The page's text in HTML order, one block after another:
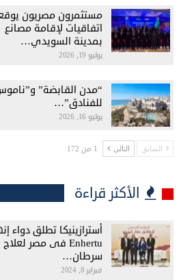
مستثمرون مصريون
اتفاقيات لإقامة مصانع
بمدينة السويدي…
يوليو 19, 2026
“مدن القابضة”
للفنادق”…
يوليو 16, 2026
السابق التالي 1 من 172
الأكثر قراءة
أسترازينيكا تطلق دواء
Enhertu فى مصر لعلاج
سرطان…
فبراير 8, 2024